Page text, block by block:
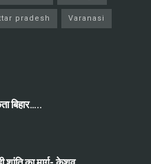
pradesh Varanasi
बिहार…..